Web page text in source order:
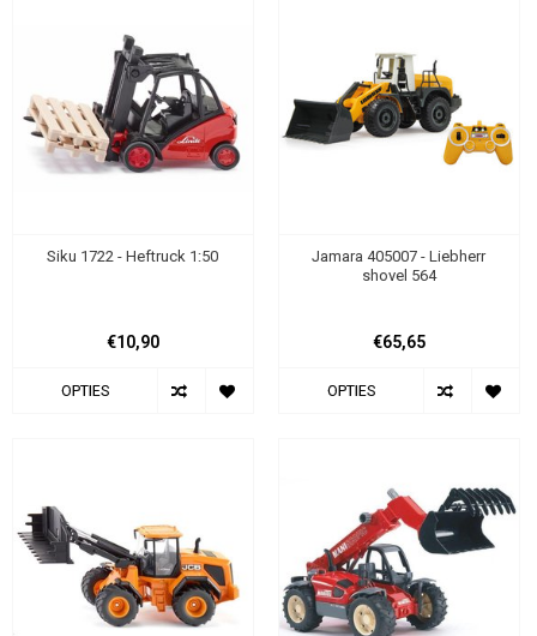
Siku 1722 - Heftruck 1:50
€10,90
OPTIES
Jamara 405007 - Liebherr
shovel 564
€65,65
OPTIES